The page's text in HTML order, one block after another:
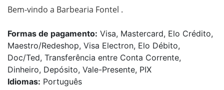
Bem-vindo a Barbearia Fontel .
Formas de pagamento: Visa, Mastercard, Elo Crédito,
Maestro/Redeshop, Visa Electron, Elo Débito,
Doc/Ted, Transferência entre Conta Corrente,
Dinheiro, Depósito, Vale-Presente, PIX
Idiomas: Português